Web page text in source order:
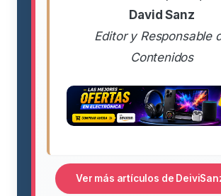
David Sanz
Editor y Responsable
Contenidos
Ver más artículos de